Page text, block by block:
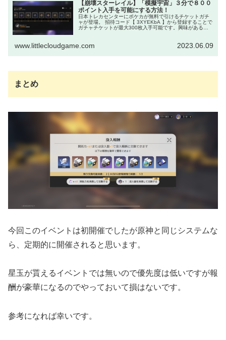
【崩壊スターレイル】「模擬宇宙」３分で８００
ポイント入手を可能にする方法！
日本トレカセンターにポケカが無料で引けるチケットガチ
ャが登場。 招待コード【 3XYEKbA 】から登録することで
ガチャチケットが最大300枚入手可能です。興味がある
www.littlecloudgame.com 2023.06.09
まとめ
今回このイベントは初開催でしたが原神と同じシステムな
ら、定期的に開催されると思います。
星玉が貰えるイベントでは無いので優先度は低いですが報
酬が豪華になるのでやっておいて損はないです。
参考になれば幸いです。